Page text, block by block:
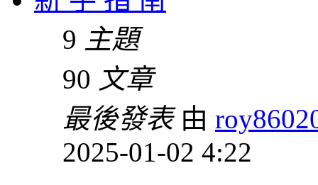
9 主題
90 文章
最後發表由
2025-01-02 4:22